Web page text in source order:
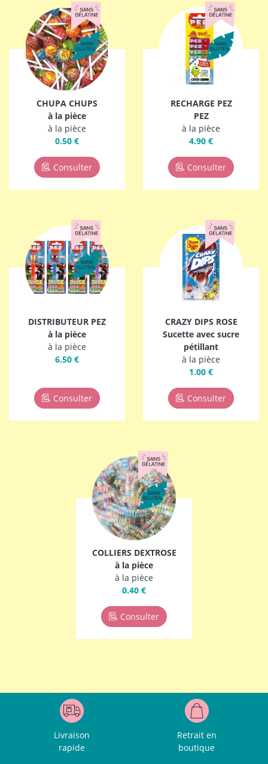
CHUPA CHUPS
à la pièce
à la pièce
0.50 €
Consulter
RECHARGE PEZ
PEZ
à la pièce
4.90 €
Consulter
DISTRIBUTEUR PEZ
à la pièce
à la pièce
6.50 €
Consulter
CRAZY DIPS ROSE
Sucette avec sucre
pétillant
à la pièce
1.00 €
Consulter
COLLIERS DEXTROSE
à la pièce
à la pièce
0.40 €
Consulter
Livraison
rapide
Retrait en
boutique